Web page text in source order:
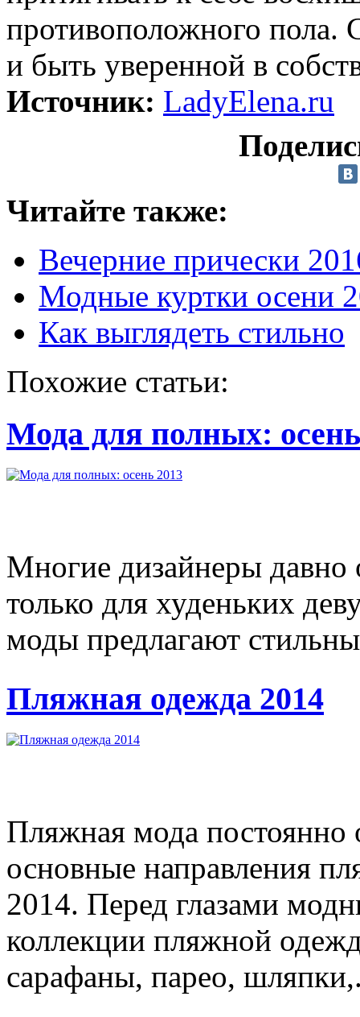
противоположного пола.
и быть уверенной в
Источник: LadyElena.ru
Читайте также:
Вечерние прически
Модные куртки осени
Как выглядеть стильно
Похожие статьи:
Мода для полных:
Многие дизайнеры давно
только для худеньких
моды предлагают
Пляжная одежда 2014
Пляжная мода постоянно
основные направления
2014. Перед глазами
коллекции пляжной
сарафаны, парео,